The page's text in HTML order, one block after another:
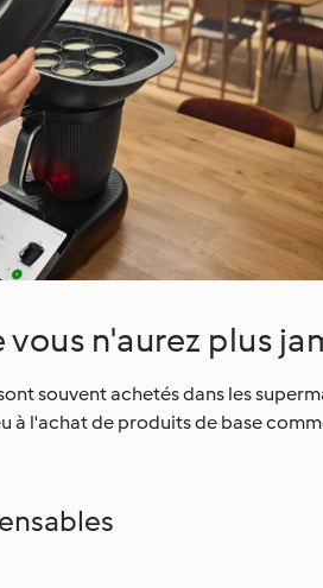
vous n'aurez plus
souvent achetés dans les
à l'achat de produits de base